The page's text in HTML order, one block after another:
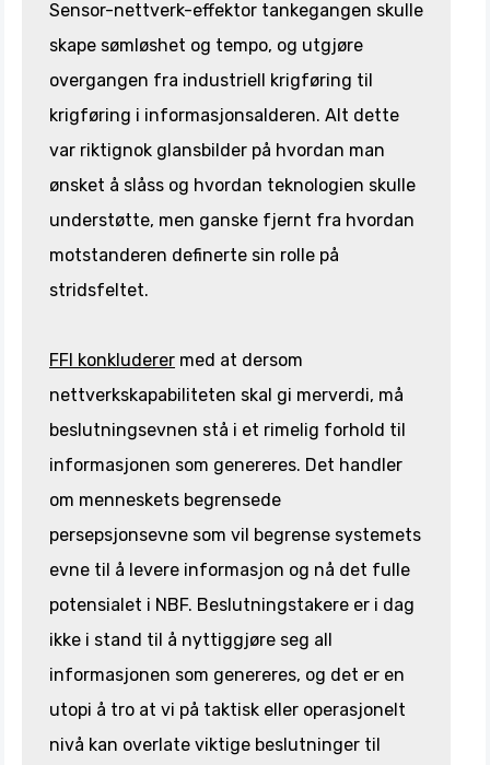
Sensor-nettverk-effektor tankegangen skulle
skape sømløshet og tempo, og utgjøre
overgangen fra industriell krigføring til
krigføring i informasjonsalderen. Alt dette
var riktignok glansbilder på hvordan man
ønsket å slåss og hvordan teknologien skulle
understøtte, men ganske fjernt fra hvordan
motstanderen definerte sin rolle på
stridsfeltet.
FFI konkluderer med at dersom
nettverkskapabiliteten skal gi merverdi, må
beslutningsevnen stå i et rimelig forhold til
informasjonen som genereres. Det handler
om menneskets begrensede
persepsjonsevne som vil begrense systemets
evne til å levere informasjon og nå det fulle
potensialet i NBF. Beslutningstakere er i dag
ikke i stand til å nyttiggjøre seg all
informasjonen som genereres, og det er en
utopi å tro at vi på taktisk eller operasjonelt
nivå kan overlate viktige beslutninger til